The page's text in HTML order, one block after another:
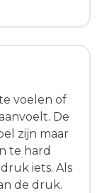
voelen of
De
zijn maar
te hard
iets. Als
de druk.